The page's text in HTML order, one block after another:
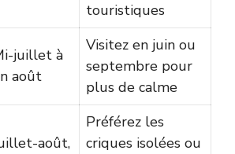
touristiques
juillet à
août
Visitez en juin ou
septembre pour
plus de calme
août,
Préférez les
criques isolées ou